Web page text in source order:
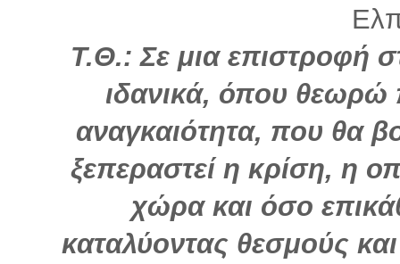
Τ.Θ.: Σε μια επιστροφή
ιδανικά, όπου θεωρώ
αναγκαιότητα, που θα
ξεπεραστεί η κρίση, η
χώρα και όσο
καταλύοντας θεσμούς